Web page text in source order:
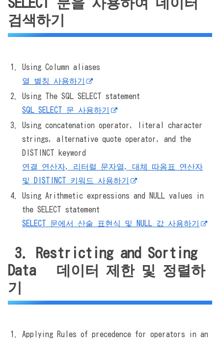
검색하기
Using Column aliases
열 별칭 사용하기
Using The SQL SELECT statement
SQL SELECT 문 사용하기
Using concatenation operator, literal character
strings, alternative quote operator, and the
DISTINCT keyword
연결 연산자, 리터럴 문자열, 대체 따옴표 연산자
및 DISTINCT 키워드 사용하기
Using Arithmetic expressions and NULL values in
the SELECT statement
SELECT 문에서 산술 표현식 및 NULL 값 사용하기
3. Restricting and Sorting
Data 데이터 제한 및 정렬하
기
Applying Rules of precedence for operators in an